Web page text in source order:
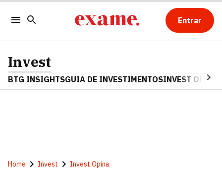
Entrar
Invest
BTG INSIGHTSGUIA DE INVESTIMENTOSINVEST OPINA
Home Invest Invest Opina